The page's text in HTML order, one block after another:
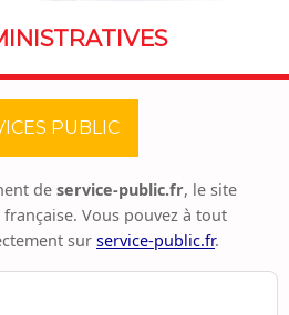
PUBLIC
de service-public.fr, le site
Vous pouvez à tout
sur service-public.fr.